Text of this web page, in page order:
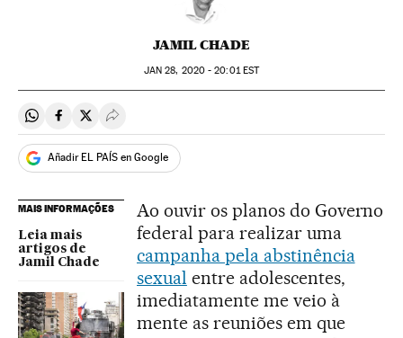
JAMIL CHADE
JAN 28, 2020 - 20:01EST
Compartir en Whatsapp
Compartir en Facebook
Compartir en Twitter
Desplegar Redes Sociales
Añadir EL PAÍS en Google
MAIS INFORMAÇÕES
Leia mais
artigos de
Jamil Chade
Ao ouvir os planos do Governo
federal para realizar uma
campanha pela abstinência
sexual entre adolescentes,
imediatamente me veio à
mente as reuniões em que